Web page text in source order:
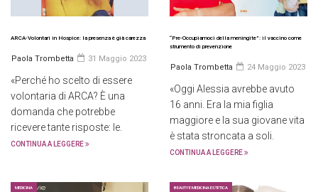
ARCA-Volontari in Hospice: la presenza è già carezza
Paola Trombetta 31 Maggio 2023
«Perché ho scelto di essere
volontaria di ARCA? È una
domanda che potrebbe
ricevere tante risposte: le.
CONTINUA A LEGGERE
“Pre-Occupiamoci della meningite”: il vaccino come
strumento di prevenzione
Paola Trombetta 24 Maggio 2023
«Oggi Alessia avrebbe avuto
16 anni. Era la mia figlia
maggiore e la sua giovane vita
è stata stroncata a soli.
CONTINUA A LEGGERE
MEDICINA BEAUTY E MEDICINA ESTETICA